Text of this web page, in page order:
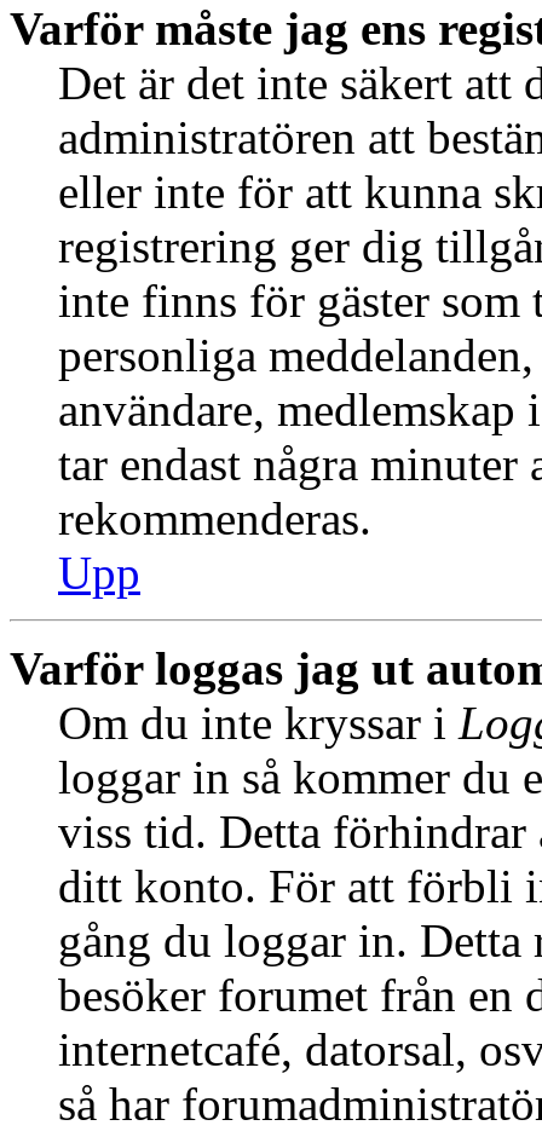
Varför måste jag ens
Det är det inte säkert att
administratören att
eller inte för att kunna
registrering ger dig
inte finns för gäster
personliga
användare, medlemskap
tar endast några minuter
rekommenderas.
Upp
Varför loggas jag ut
Om du inte kryssar i
loggar in så kommer du
viss tid. Detta förhindrar
ditt konto. För att förbli
gång du loggar in. Detta
besöker forumet från en
internetcafé, datorsal,
så har